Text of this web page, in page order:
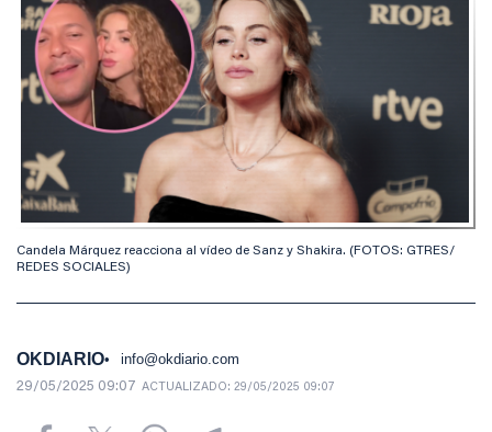
Candela Márquez reacciona al vídeo de Sanz y Shakira. (FOTOS: GTRES/
REDES SOCIALES)
OKDIARIO info@okdiario.com
29/05/2025 09:07 ACTUALIZADO: 29/05/2025 09:07